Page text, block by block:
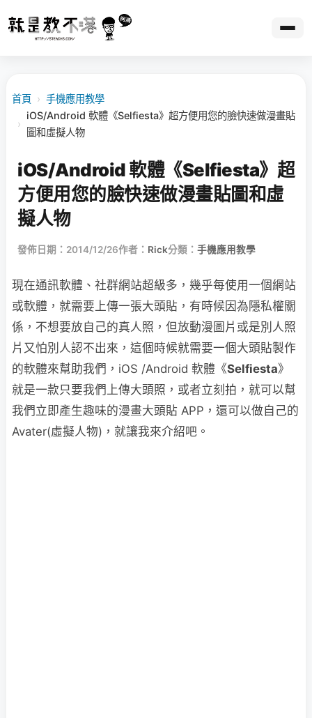
首頁 › 手機應用教學
›
iOS/Android 軟體《Selfiesta》超方便用您的臉快速做漫畫貼
圖和虛擬人物
iOS/Android 軟體《Selfiesta》超
方便用您的臉快速做漫畫貼圖和虛
擬人物
發佈日期：2014/12/26作者： Rick分類： 手機應用教學
現在通訊軟體、社群網站超級多，幾乎每使用一個網站
或軟體，就需要上傳一張大頭貼，有時候因為隱私權關
係，不想要放自己的真人照，但放動漫圖片或是別人照
片又怕別人認不出來，這個時候就需要一個大頭貼製作
的軟體來幫助我們，iOS /Android 軟體《Selfiesta》
就是一款只要我們上傳大頭照，或者立刻拍，就可以幫
我們立即產生趣味的漫畫大頭貼 APP，還可以做自己的
Avater(虛擬人物)，就讓我來介紹吧。